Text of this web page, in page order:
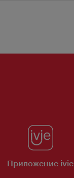
Приложение ivie